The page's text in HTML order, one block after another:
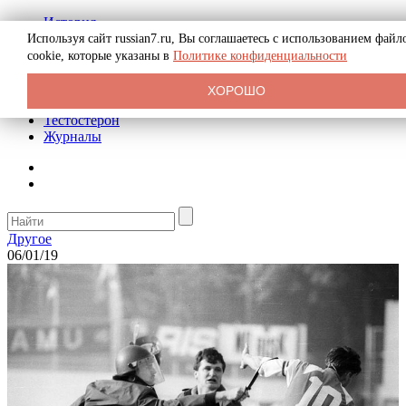
История
Биография
Криминал
Реклама на сайте
Тестостерон
Журналы
Другое
06/01/19
Используя сайт russian7.ru, Вы соглашаетесь с использованием
cookie, которые указаны в Политике конфиденциальности
ХОРОШО